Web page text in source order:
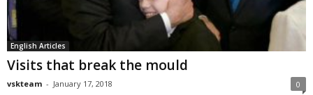
English Articles
Visits that break the mould
vskteam - January 17, 2018 0